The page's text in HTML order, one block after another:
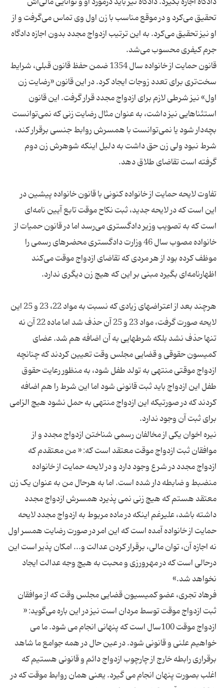
تحقیق می‌کرد و در موقع مناسب با زن اول وی تماس می‌گرفت و از
او نیز تحقیق می‌کرد. به این ترتیب ازدواج مجدد بدون اجازه دادگاه
قانون حمایت از خانواده سال 1354 ضمن حفظ قانون قبلی، شرایط
سخت‌تری برای تعدد زوجات ایجاد کرد. در این قانون «رضایت زن
اول» نیز شرطی لازم برای ازدواج مجدد قرار گرفت. این قانون
استثناهایی نیز داشت، به عنوان مثال رضایت زنی که نمی‌توانست
بچه‌دار شود یا نمی‌توانست با همسرش روابط جنسی برقرار کند،
شرط نبود ولی زن حق داشت به دلیل اینکه شوهرش زن دوم
تفاوت لایحه حمایت از خانواده کنونی با قانون خانواده پیشین در
این است که در لایحه جدید، ثبت نکاح موقت تابع آیین نامه‌ای
است که به تصویب وزیر دادگستری می‌رسد اما در قانون حمیات از
خانواده مصوب سال 46 وزارت دادگستری محضرهای رسمی را
موظف کرده بود از هر مردی که تقاضای ازدواج موقت می‌کند
هرچند بعد از اعتراضهای زیادی که نسبت به مواد 22، 23 و 25 این
لایحه صورت گرفت، مواد 23 و 25 آن حذف شد اما ماده 22 آن نه
تنها حذف نشد بلکه شرطهایی به آن اضافه هم شد. عضای
کمیسون حقوقی و قضایی مجلس وقت تعیین کردند که چنانچه
ازدواج موقتی منتهی به تولد طفل شود، ‌به منظور رعایت حقوق
طفل این ازدواج باید ثبت قانونی شود اما این شرط را هم اضافه
کردند که در صورتیکه این ازدواج منتهی به حمل نشود هیچ الزامی
نیره اخوان یکی از مخالفان رسمی شناختن ازدواج مجدد و از
موافقان ثبت ازدواج موقت معتقد است كه: « من معتقدم که
ازدواج مجدد در شرع وجود دارد و در لایحه حمایت از خانواده
منضبط و ضابطه دار شده است. اما به هرحال من به عنوان یک زن
معتقد هستم که هیچ زنی نمی پذیرد همسرش ازدواج مجدد
داشته باشد، علیرغم اینکه در ماده مربوط به ازدواج مجدد لایحه
حمایت از خانواده آمده است که این امر در صورت رضایت همسر اول
نه اجازه آن، توان مالی، برقرار کردن عدالت و... امکان پذیر است این
درحالی است که در مهرورزی و محبت به هیچ وجه عدالت ایجاد
فرهاد تجری، عضو کمیسیون قضایی مجلس وقت كه از موافقان
ثبت ازدواج موقت توسط مردان است نیز در این باره می‌گوید: «
ازدواج موقت 100سال است که پنهانی انجام می شود. ما می
خواهیم علنی و قانونی شود. در عین حال در همه جوامع ما شاهد
برقراری رابطه خارج از چارچوب ازدواج دائم و قانونی هستیم که
اغلب بصورت پنهان انجام می گیرد. یعنی همان روابط موقت که در